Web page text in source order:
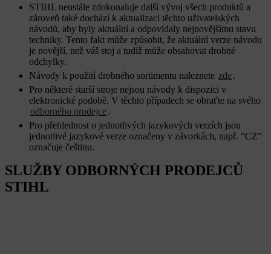
STIHL neustále zdokonaluje další vývoj všech produktů a
zároveň také dochází k aktualizaci těchto uživatelských
návodů, aby byly aktuální a odpovídaly nejnovějšímu stavu
techniky. Tento fakt může způsobit, že aktuální verze návodu
je novější, než váš stoj a tudíž může obsahovat drobné
odchylky.
Návody k použití drobného sortimentu naleznete zde.
Pro některé starší stroje nejsou návody k dispozici v
elektronické podobě. V těchto případech se obraťte na svého
odborného prodejce.
Pro přehlednost o jednotlivých jazykových verzích jsou
jednotlivé jazykové verze označeny v závorkách, např. "CZ"
označuje češtinu.
SLUŽBY ODBORNÝCH PRODEJCŮ
STIHL